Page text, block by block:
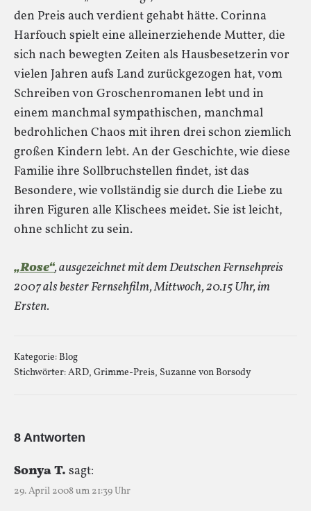
den Preis auch verdient gehabt hätte. Corinna
Harfouch spielt eine alleinerziehende Mutter, die
sich nach bewegten Zeiten als Hausbesetzerin vor
vielen Jahren aufs Land zurückgezogen hat, vom
Schreiben von Groschenromanen lebt und in
einem manchmal sympathischen, manchmal
bedrohlichen Chaos mit ihren drei schon ziemlich
großen Kindern lebt. An der Geschichte, wie diese
Familie ihre Sollbruchstellen findet, ist das
Besondere, wie vollständig sie durch die Liebe zu
ihren Figuren alle Klischees meidet. Sie ist leicht,
ohne schlicht zu sein.
„Rose“, ausgezeichnet mit dem Deutschen Fernsehpreis
2007 als bester Fernsehfilm, Mittwoch, 20.15 Uhr, im
Ersten.
Kategorie:Blog
Stichwörter:ARD, Grimme-Preis, Suzanne von Borsody
8 Antworten
Sonya T. sagt:
29. April 2008 um 21:39 Uhr